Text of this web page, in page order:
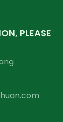
PLEASE